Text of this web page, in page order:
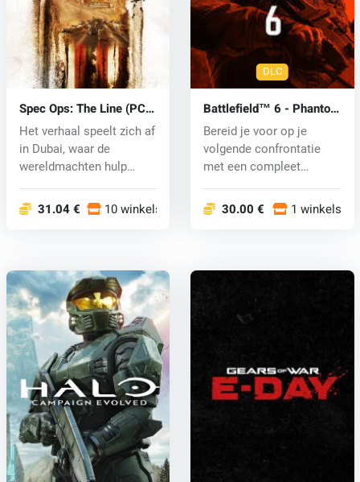
Spec Ops: The Line (PC)
CD key
Het verhaal speelt zich af
in Dubai, waar de
wereldmachten hulp
31.04 € 10 winkels
DLC
Battlefield™ 6 - Phantom
Upgrade (PC) key
Bereid je voor op je
volgende confrontatie
met een compleet
30.00 € 1 winkels